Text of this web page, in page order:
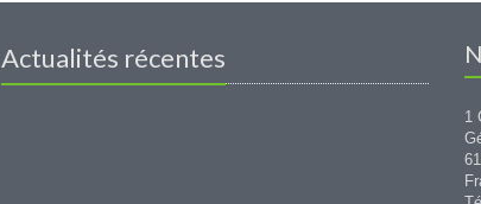
Actualités récentes
1